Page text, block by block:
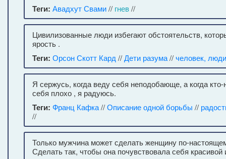
Теги: Авадхут Свами// гнев//
Цивилизованные люди избегают обстоятельств,
ярость .
Теги: Орсон Скотт Кард //Дети разума//человек, люди
Я сержусь, когда веду себя неподобающе, а когда
себя плохо , я радуюсь.
Теги: Франц Кафка//Описание одной борьбы //
//
Только мужчина может сделать женщину по-
Сделать так, чтобы она почувствовала себя красивой